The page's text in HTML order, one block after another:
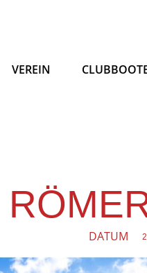
VEREIN
DATUM